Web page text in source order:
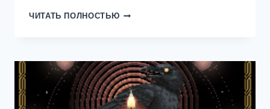
ЧИТАТЬ ПОЛНОСТЬЮ ТАЙНА